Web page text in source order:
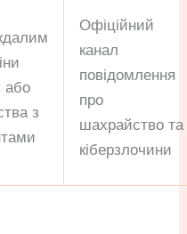
або
з
Офіційний
канал
повідомлення
про
шахрайство та
кіберзлочини